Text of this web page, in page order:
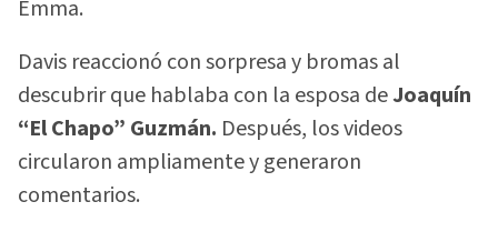
Emma.
Davis reaccionó con sorpresa y bromas al
descubrir que hablaba con la esposa deJoaquín
“El Chapo” Guzmán. Después, los videos
circularon ampliamente y generaron
comentarios.